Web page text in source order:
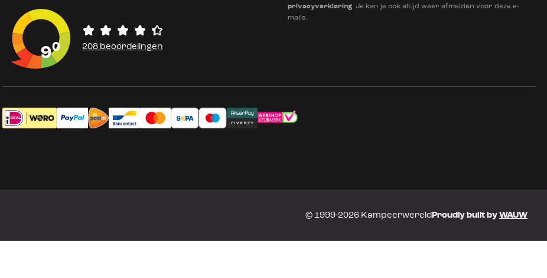
privacyverklaring. Je kan je ook altijd weer afmelden voor deze e-
mails.
90 208 beoordelingen
© 1999-2026 KampeerwereldProudly built by WAUW